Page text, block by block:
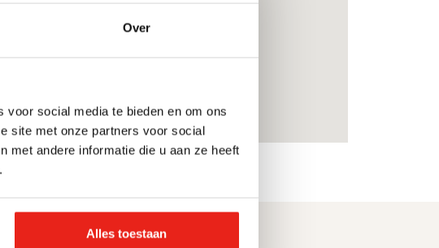
Over
social media te bieden en om ons
site met onze partners voor social
met andere informatie die u aan ze heeft
Alles toestaan